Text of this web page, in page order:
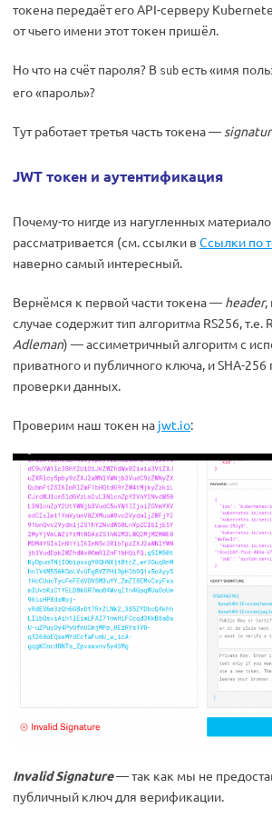
токена передаёт его API-серверу
от чьего имени этот токен пришёл.
Но что на счёт пароля? В sub есть «имя
его «пароль»?
Тут работает третья часть токена —
JWT токен и аутентификация
Почему-то нигде из нагугленных
рассматривается (см. ссылки в Ссылки по
наверно самый интересный.
Вернёмся к первой части токена — header,
случае содержит тип алгоритма RS256, т.е.
Adleman) — ассиметричный алгоритм с
приватного и публичного ключа, и SHA-256
проверки данных.
Проверим наш токен на jwt.io:
Invalid Signature— так как мы не
публичный ключ для верификации.